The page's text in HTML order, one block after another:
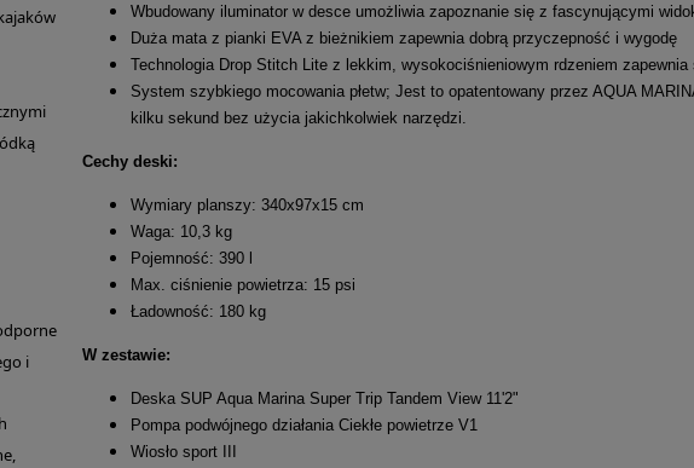
i
Wbudowany iluminator w desce umożliwia zapoznanie się z fascynującymi
Duża mata z pianki EVA z bieżnikiem zapewnia dobrą przyczepność i wygodę
Technologia Drop Stitch Lite z lekkim, wysokociśnieniowym rdzeniem
System szybkiego mocowania płetw; Jest to opatentowany przez AQUA
kilku sekund bez użycia jakichkolwiek narzędzi.
Cechy deski:
Wymiary planszy: 340x97x15 cm
Waga: 10,3 kg
Pojemność: 390 l
Max. ciśnienie powietrza: 15 psi
Ładowność: 180 kg
W zestawie:
Deska SUP Aqua Marina Super Trip Tandem View 11'2"
Pompa podwójnego działania Ciekłe powietrze V1
Wiosło sport III